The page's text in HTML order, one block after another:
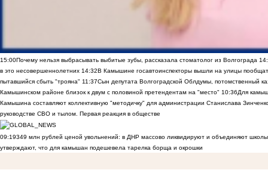
15:00Почему нельзя выбрасывать выбитые зубы, рассказала стоматолог из Волгограда
в это несовершеннолетних 14:32В Камышине госавтоинспекторы вышли на улицы
пытавшийся сбыть "трояна" 11:37Сын депутата Волгоградской Облдумы, потомственный
Камышинском районе близок к двум с половиной претендентам на "место" 10:36Для
Камышина составляют коллективную "методичку" для администрации Станислава
руководстве СВО и тылом. Первая реакция в обществе
09:19349 млн рублей ценой увольнений: в ДНР массово ликвидируют и объединяют
утверждают, что для камышан подешевела тарелка борща и окрошки